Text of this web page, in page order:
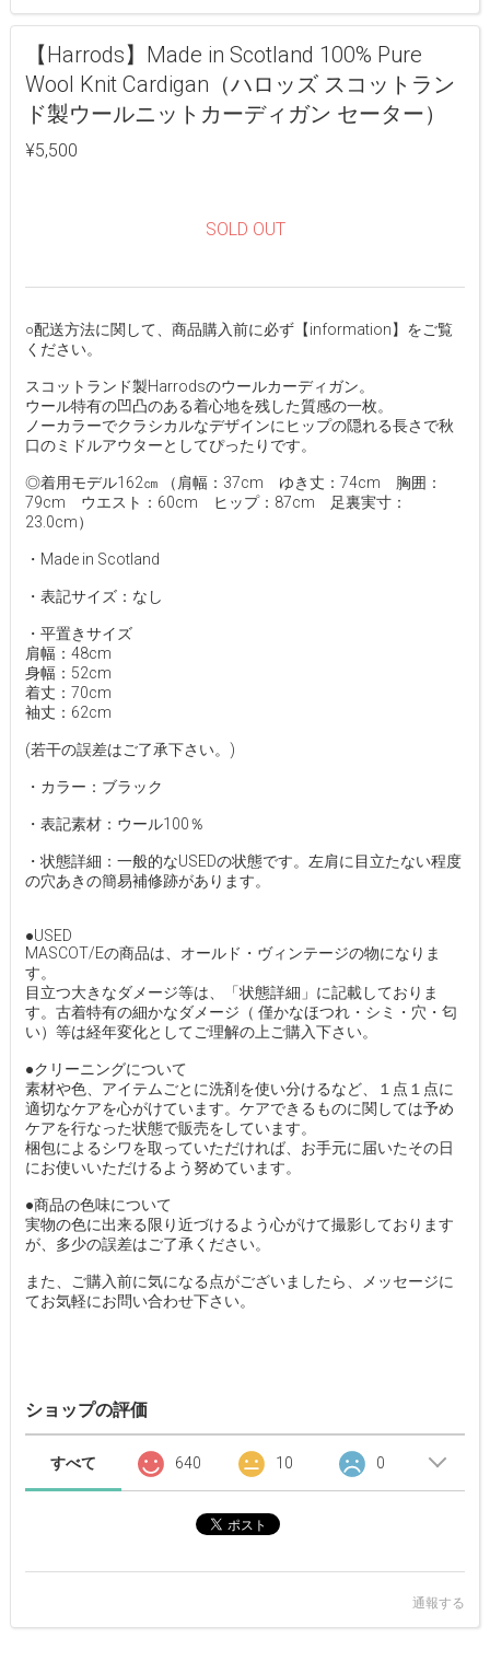
【Harrods】Made in Scotland 100% Pure
Wool Knit Cardigan（ハロッズ スコットラン
ド製ウールニットカーディガン セーター）
¥5,500
SOLD OUT
○配送方法に関して、商品購入前に必ず【information】をご覧
ください。
スコットランド製Harrodsのウールカーディガン。
ウール特有の凹凸のある着心地を残した質感の一枚。
ノーカラーでクラシカルなデザインにヒップの隠れる長さで秋
口のミドルアウターとしてぴったりです。
◎着用モデル162㎝ （肩幅：37cm ゆき丈：74cm 胸囲：
79cm ウエスト：60cm ヒップ：87cm 足裏実寸：
23.0cm）
・Made in Scotland
・表記サイズ：なし
・平置きサイズ
肩幅：48cm
身幅：52cm
着丈：70cm
袖丈：62cm
(若干の誤差はご了承下さい。)
・カラー：ブラック
・表記素材：ウール100％
・状態詳細：一般的なUSEDの状態です。左肩に目立たない程度
の穴あきの簡易補修跡があります。
●USED
MASCOT/Eの商品は、オールド・ヴィンテージの物になりま
す。
目立つ大きなダメージ等は、「状態詳細」に記載しておりま
す。古着特有の細かなダメージ（ 僅かなほつれ・シミ・穴・匂
い）等は経年変化としてご理解の上ご購入下さい。
●クリーニングについて
素材や色、アイテムごとに洗剤を使い分けるなど、１点１点に
適切なケアを心がけています。ケアできるものに関しては予め
ケアを行なった状態で販売をしています。
梱包によるシワを取っていただければ、お手元に届いたその日
にお使いいただけるよう努めています。
●商品の色味について
実物の色に出来る限り近づけるよう心がけて撮影しております
が、多少の誤差はご了承ください。
また、ご購入前に気になる点がございましたら、メッセージに
てお気軽にお問い合わせ下さい。
ショップの評価
すべて 640 10 0
通報する